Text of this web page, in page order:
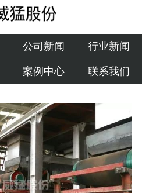
公司介绍
产品中心
公司新闻
行业新闻
荣誉证书
人力资源
公司新闻 行业新闻
案例中心 联系我们